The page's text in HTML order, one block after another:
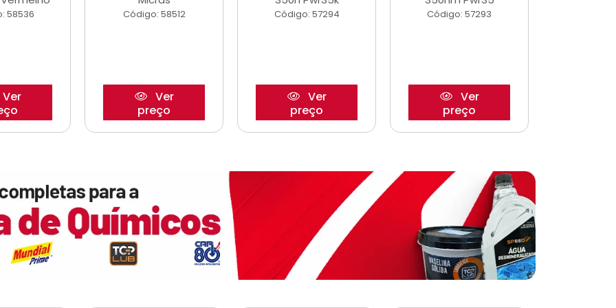
58536
Ver
Código: 58512
Ver
preço
Código: 57294
Ver
preço
Código: 57293
Ver
preço